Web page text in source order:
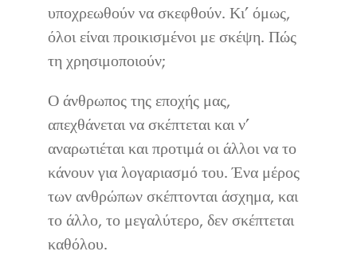
υποχρεωθούν να σκεφθούν. Κι’ όμως,
όλοι είναι προικισμένοι με σκέψη. Πώς
τη χρησιμοποιούν;
Ο άνθρωπος της εποχής μας,
απεχθάνεται να σκέπτεται και ν’
αναρωτιέται και προτιμά οι άλλοι να το
κάνουν για λογαριασμό του. Ένα μέρος
των ανθρώπων σκέπτονται άσχημα, και
το άλλο, το μεγαλύτερο, δεν σκέπτεται
καθόλου.